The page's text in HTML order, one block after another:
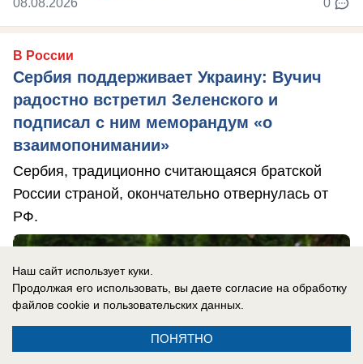
В России
Сербия поддерживает Украину: Вучич
радостно встретил Зеленского и
подписал с ним меморандум «о
взаимопонимании»
Сербия, традиционно считающаяся братской
России страной, окончательно отвернулась от
РФ.
Наш сайт использует куки.
Продолжая его использовать, вы даете согласие на обработку
файлов cookie и пользовательских данных.
ПОНЯТНО